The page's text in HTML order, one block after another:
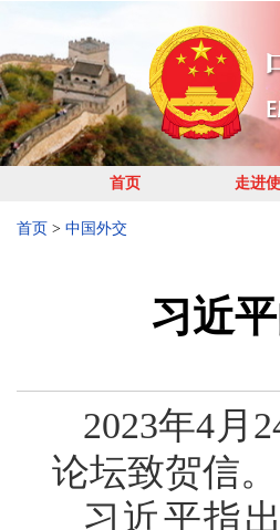
首页 走进
首页 > 中国外交
习近
2023年4月
论坛致贺信。
习近平指